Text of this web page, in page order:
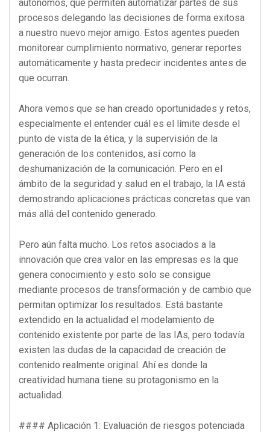
autónomos, que permiten automatizar partes de sus
procesos delegando las decisiones de forma exitosa
a nuestro nuevo mejor amigo. Estos agentes pueden
monitorear cumplimiento normativo, generar reportes
automáticamente y hasta predecir incidentes antes de
que ocurran.
Ahora vemos que se han creado oportunidades y retos,
especialmente el entender cuál es el límite desde el
punto de vista de la ética, y la supervisión de la
generación de los contenidos, así como la
deshumanización de la comunicación. Pero en el
ámbito de la seguridad y salud en el trabajo, la IA está
demostrando aplicaciones prácticas concretas que van
más allá del contenido generado.
Pero aún falta mucho. Los retos asociados a la
innovación que crea valor en las empresas es la que
genera conocimiento y esto solo se consigue
mediante procesos de transformación y de cambio que
permitan optimizar los resultados. Está bastante
extendido en la actualidad el modelamiento de
contenido existente por parte de las IAs, pero todavía
existen las dudas de la capacidad de creación de
contenido realmente original. Ahí es donde la
creatividad humana tiene su protagonismo en la
actualidad.
#### Aplicación 1: Evaluación de riesgos potenciada